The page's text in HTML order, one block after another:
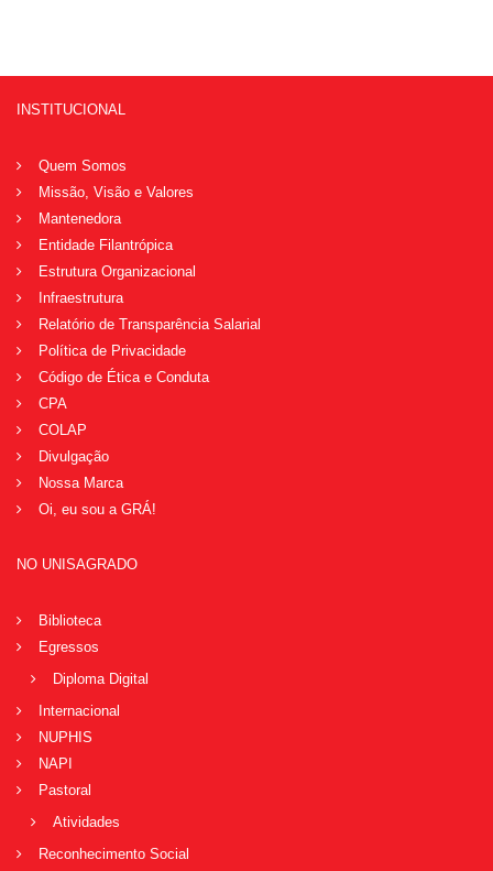
INSTITUCIONAL
Quem Somos
Missão, Visão e Valores
Mantenedora
Entidade Filantrópica
Estrutura Organizacional
Infraestrutura
Relatório de Transparência Salarial
Política de Privacidade
Código de Ética e Conduta
CPA
COLAP
Divulgação
Nossa Marca
Oi, eu sou a GRÁ!
NO UNISAGRADO
Biblioteca
Egressos
Diploma Digital
Internacional
NUPHIS
NAPI
Pastoral
Atividades
Reconhecimento Social